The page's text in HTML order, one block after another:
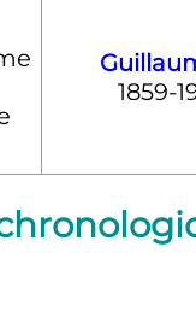
1859-